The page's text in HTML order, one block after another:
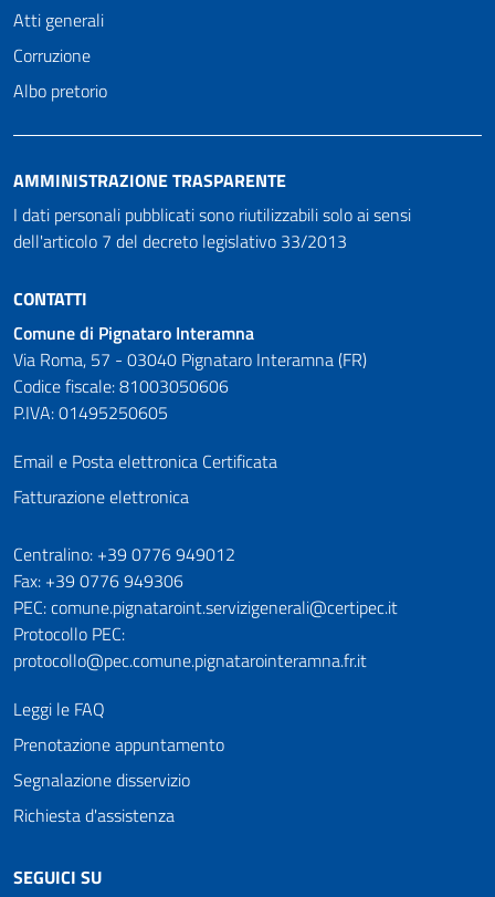
Atti generali
Corruzione
Albo pretorio
AMMINISTRAZIONE TRASPARENTE
I dati personali pubblicati sono riutilizzabili solo ai sensi
dell'articolo 7 del decreto legislativo 33/2013
CONTATTI
Comune di Pignataro Interamna
Via Roma, 57 - 03040 Pignataro Interamna (FR)
Codice fiscale: 81003050606
P.IVA: 01495250605
Email e Posta elettronica Certificata
Fatturazione elettronica
Numeri utili
Centralino: +39 0776 949012
Fax: +39 0776 949306
PEC: comune.pignataroint.servizigenerali@certipec.it
Protocollo PEC:
protocollo@pec.comune.pignatarointeramna.fr.it
Leggi le FAQ
Prenotazione appuntamento
Segnalazione disservizio
Richiesta d'assistenza
SEGUICI SU